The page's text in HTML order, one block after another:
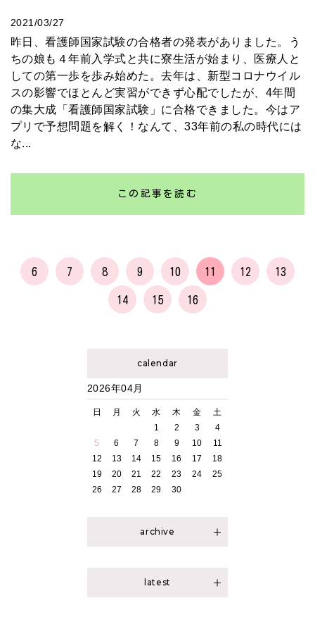
2021/03/27
昨日、看護師国家試験の合格者の発表がありました。う
ちの娘も４年前入学式と共に寮生活が始まり、医療人と
しての第一歩を歩み始めた。去年は、新型コロナウイル
スの影響でほとんど実習ができず心配でしたが、4年間
の集大成「看護師国家試験」に合格できました。今はア
プリで予想問題を解く！なんて、33年前の私の時代には
な...
この記事を読む
6 7 8 9 10 11 12 13
14 15 16
calendar
2026年04月
日 月 火 水 木 金
土
1
2 3
4
5
6 7 8 9 10
11
12
13 14 15 16 17
18
19
20 21 22 23 24
25
26
27 28 29 30
archive
2026年03月（1）latest